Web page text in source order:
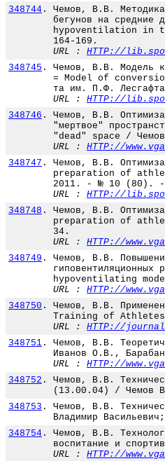
348744 .
Чемов, В.В. Методика
бегунов на
hypoventilation in
164-169.
URL : HTTP://
348745 .
Чемов, В.В. Модель
= Model of
та им. П.Ф.
URL : HTTP://
348746 .
Чемов, В.В.
"мертвое"
"dead" space /
URL : HTTP://
348747 .
Чемов, В.В.
preparation of
2011. - № 10 (80). -
URL : HTTP://
348748 .
Чемов, В.В.
preparation of
34.
URL : HTTP://
348749 .
Чемов, В.В.
hypoventilating
URL : HTTP://
348750 .
Чемов, В.В.
Training of
URL : HTTP://
348751 .
Чемов, В.В.
Иванов О.В.,
URL : HTTP://
348752 .
Чемов, В.В.
(13.00.04) / Чемов
348753 .
Чемов, В.В.
Владимир
348754 .
Чемов, В.В.
воспитание и
URL : HTTP://